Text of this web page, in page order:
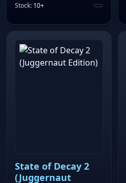
Stock: 10+
State of Decay 2
(Juggernaut